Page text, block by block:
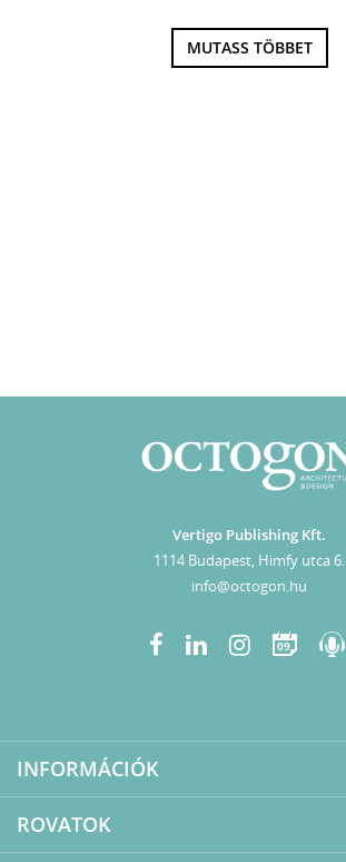
MUTASS TÖBBET
Vertigo Publishing Kft.
1114 Budapest, Himfy utca 6.
info@octogon.hu
09
INFORMÁCIÓK
ROVATOK